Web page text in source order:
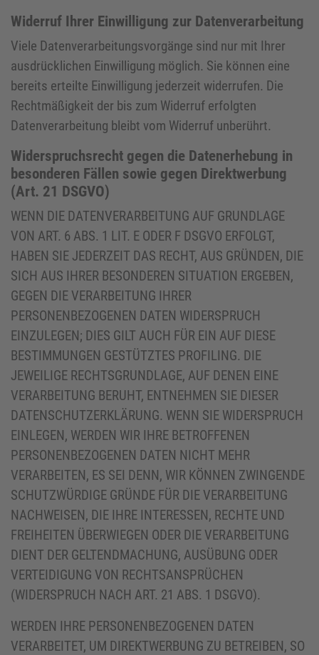
Widerruf Ihrer Einwilligung zur Datenverarbeitung
Viele Datenverarbeitungsvorgänge sind nur mit Ihrer
ausdrücklichen Einwilligung möglich. Sie können eine
bereits erteilte Einwilligung jederzeit widerrufen. Die
Rechtmäßigkeit der bis zum Widerruf erfolgten
Datenverarbeitung bleibt vom Widerruf unberührt.
Widerspruchsrecht gegen die Datenerhebung in
besonderen Fällen sowie gegen Direktwerbung
(Art. 21 DSGVO)
WENN DIE DATENVERARBEITUNG AUF GRUNDLAGE
VON ART. 6 ABS. 1 LIT. E ODER F DSGVO ERFOLGT,
HABEN SIE JEDERZEIT DAS RECHT, AUS GRÜNDEN, DIE
SICH AUS IHRER BESONDEREN SITUATION ERGEBEN,
GEGEN DIE VERARBEITUNG IHRER
PERSONENBEZOGENEN DATEN WIDERSPRUCH
EINZULEGEN; DIES GILT AUCH FÜR EIN AUF DIESE
BESTIMMUNGEN GESTÜTZTES PROFILING. DIE
JEWEILIGE RECHTSGRUNDLAGE, AUF DENEN EINE
VERARBEITUNG BERUHT, ENTNEHMEN SIE DIESER
DATENSCHUTZERKLÄRUNG. WENN SIE WIDERSPRUCH
EINLEGEN, WERDEN WIR IHRE BETROFFENEN
PERSONENBEZOGENEN DATEN NICHT MEHR
VERARBEITEN, ES SEI DENN, WIR KÖNNEN ZWINGENDE
SCHUTZWÜRDIGE GRÜNDE FÜR DIE VERARBEITUNG
NACHWEISEN, DIE IHRE INTERESSEN, RECHTE UND
FREIHEITEN ÜBERWIEGEN ODER DIE VERARBEITUNG
DIENT DER GELTENDMACHUNG, AUSÜBUNG ODER
VERTEIDIGUNG VON RECHTSANSPRÜCHEN
(WIDERSPRUCH NACH ART. 21 ABS. 1 DSGVO).
WERDEN IHRE PERSONENBEZOGENEN DATEN
VERARBEITET, UM DIREKTWERBUNG ZU BETREIBEN, SO